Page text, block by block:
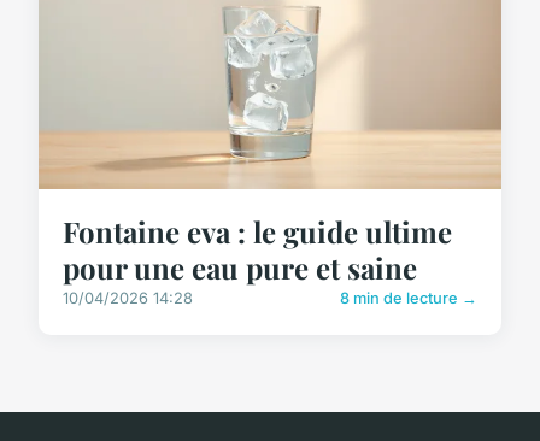
Fontaine eva : le guide ultime
pour une eau pure et saine
10/04/2026 14:28 8 min de lecture →